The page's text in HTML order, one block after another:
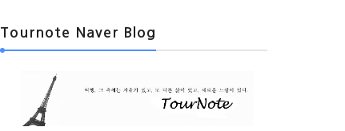
Tournote Naver Blog